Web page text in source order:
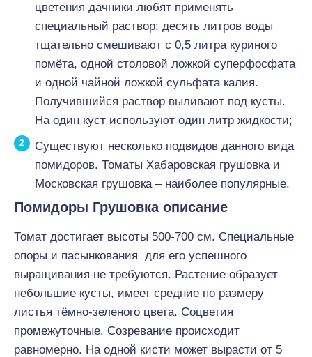
цветения дачники любят применять
специальный раствор: десять литров воды
тщательно смешивают с 0,5 литра куриного
помёта, одной столовой ложкой суперфосфата
и одной чайной ложкой сульфата калия.
Получившийся раствор выливают под кусты.
На один куст используют один литр жидкости;
Существуют несколько подвидов данного вида
помидоров. Томаты Хабаровская грушовка и
Московская грушовка – наиболее популярные.
Помидоры Грушовка описание
Томат достигает высоты 500-700 см. Специальные
опоры и пасынкования для его успешного
выращивания не требуются. Растение образует
небольшие кусты, имеет средние по размеру
листья тёмно-зеленого цвета. Соцветия
промежуточные. Созревание происходит
равномерно. На одной кисти может вырасти от 5